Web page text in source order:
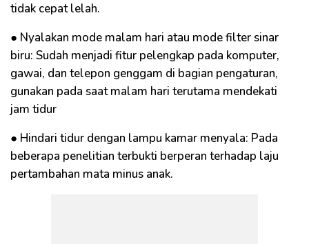
tidak cepat lelah.
● Nyalakan mode malam hari atau mode filter sinar
biru: Sudah menjadi fitur pelengkap pada komputer,
gawai, dan telepon genggam di bagian pengaturan,
gunakan pada saat malam hari terutama mendekati
jam tidur
● Hindari tidur dengan lampu kamar menyala: Pada
beberapa penelitian terbukti berperan terhadap laju
pertambahan mata minus anak.